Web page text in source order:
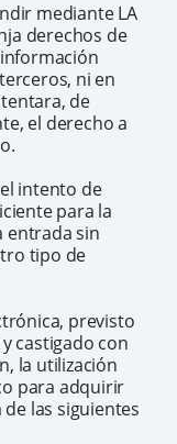
mediante LA
derechos de
ni en
de
el derecho a
intento de
para la
entrada sin
tipo de
previsto
castigado con
la utilización
para adquirir
las siguientes